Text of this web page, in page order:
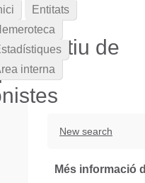
de
New search
Més informació
Entitats
interna